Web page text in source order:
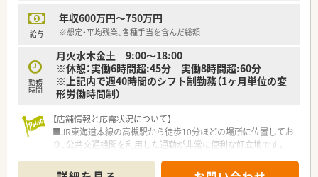
┗連続休暇制度、メモリアル休暇、サポート休暇、ボランティア
休暇などもございます
得する事が可能です。
■確定拠出年金：退職金制度として導入しており、老後の生活に
役立てるための年金制度があります。
■長期所得保障保険制度：病気やケガで長期にわたって働けなく
～～子育て支援制度～～
■子育て支援企業として「くるみんマーク」を取得
┗女性はもちろん、男性の育児休暇取得実績があります
■育児休業特別有給休暇：育児休業開始後5日間を特別有給休暇
給与
年収600万円～750万円
※想定・平均残業、各種手当を含んだ総額
勤務
時間
月火水木金土 9:00～18:00
※休憩：実働6時間超:45分 実働8時間超:60分
※上記内で週40時間のシフト制勤務（1ヶ月単位の変
形労働時間制）
【店舗情報と応需状況について】
■JR東海道本線の高槻駅から徒歩10分ほどの場所に位置してお
り、公共交通機関を利用した通勤が非常に便利な好立地です。
おり、外来対応とは異なる専門性の高い応需状況となっていま